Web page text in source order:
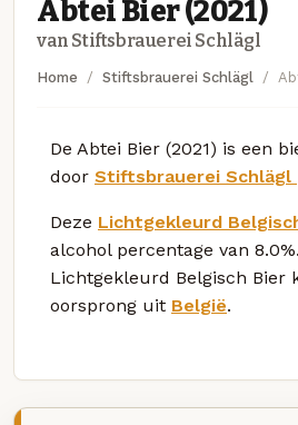
Abtei Bier (2021)
van Stiftsbrauerei Schlägl
Home Stiftsbrauerei Schlägl
De Abtei Bier (2021) is een
door Stiftsbrauerei Schlägl
Deze Lichtgekleurd
alcohol percentage van
Lichtgekleurd Belgisch Bier
oorsprong uit België.